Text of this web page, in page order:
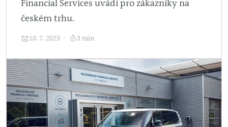
Financial Services uvádí pro zákazníky na
českém trhu.
10. 7. 2023 3 min